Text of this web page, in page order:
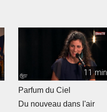
11 min
Parfum du Ciel
Du nouveau dans l'air